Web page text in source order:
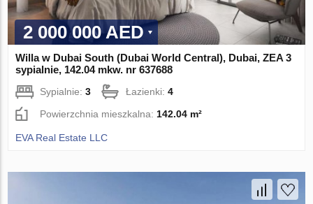
2 000 000 AED
Willa w Dubai South (Dubai World Central), Dubai, ZEA 3
sypialnie, 142.04 mkw. nr 637688
Sypialnie:3 Łazienki:4
Powierzchnia mieszkalna: 142.04 m²
EVA Real Estate LLC